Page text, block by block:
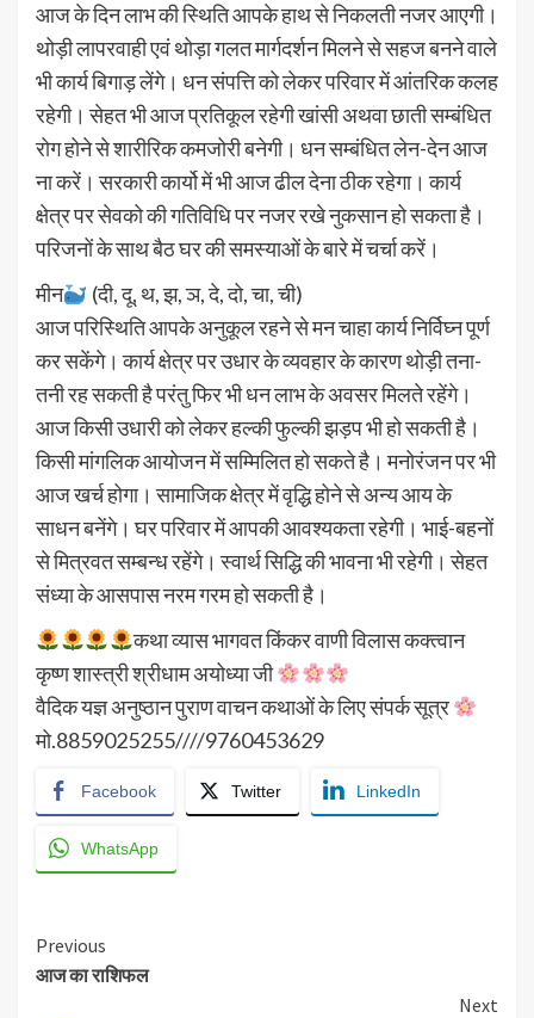
आज के दिन लाभ की स्थिति आपके हाथ से निकलती नजर आएगी।
थोड़ी लापरवाही एवं थोड़ा गलत मार्गदर्शन मिलने से सहज बनने वाले
भी कार्य बिगाड़ लेंगे। धन संपत्ति को लेकर परिवार में आंतरिक कलह
रहेगी। सेहत भी आज प्रतिकूल रहेगी खांसी अथवा छाती सम्बंधित
रोग होने से शारीरिक कमजोरी बनेगी। धन सम्बंधित लेन-देन आज
ना करें। सरकारी कार्यो में भी आज ढील देना ठीक रहेगा। कार्य
क्षेत्र पर सेवको की गतिविधि पर नजर रखे नुकसान हो सकता है।
परिजनों के साथ बैठ घर की समस्याओं के बारे में चर्चा करें।
मीन
(दी, दू, थ, झ, ञ, दे, दो, चा, ची)
आज परिस्थिति आपके अनुकूल रहने से मन चाहा कार्य निर्विघ्न पूर्ण
कर सकेंगे। कार्य क्षेत्र पर उधार के व्यवहार के कारण थोड़ी तना-
तनी रह सकती है परंतु फिर भी धन लाभ के अवसर मिलते रहेंगे।
आज किसी उधारी को लेकर हल्की फुल्की झड़प भी हो सकती है।
किसी मांगलिक आयोजन में सम्मिलित हो सकते है। मनोरंजन पर भी
आज खर्च होगा। सामाजिक क्षेत्र में वृद्धि होने से अन्य आय के
साधन बनेंगे। घर परिवार में आपकी आवश्यकता रहेगी। भाई-बहनों
से मित्रवत सम्बन्ध रहेंगे। स्वार्थ सिद्धि की भावना भी रहेगी। सेहत
संध्या के आसपास नरम गरम हो सकती है।
कथा व्यास भागवत किंकर वाणी विलास कक्त्वान
कृष्ण शास्त्री श्रीधाम अयोध्या जी
वैदिक यज्ञ अनुष्ठान पुराण वाचन कथाओं के लिए संपर्क सूत्र
मो.8859025255////9760453629
Facebook Twitter LinkedIn
WhatsApp
Continue
Reading
Previous
आज का राशिफल
Next